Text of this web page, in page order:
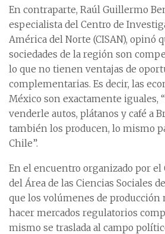
En contraparte, Raúl Guillermo
especialista del Centro de
América del Norte (CISAN), opinó
sociedades de la región son
lo que no tienen ventajas de
complementarias. Es decir, las
México son exactamente iguales,
venderle autos, plátanos y café a
también los producen, lo mismo
Chile”.
En el encuentro organizado por el
del Área de las Ciencias Sociales
que los volúmenes de producción
hacer mercados regulatorios
mismo se traslada al campo